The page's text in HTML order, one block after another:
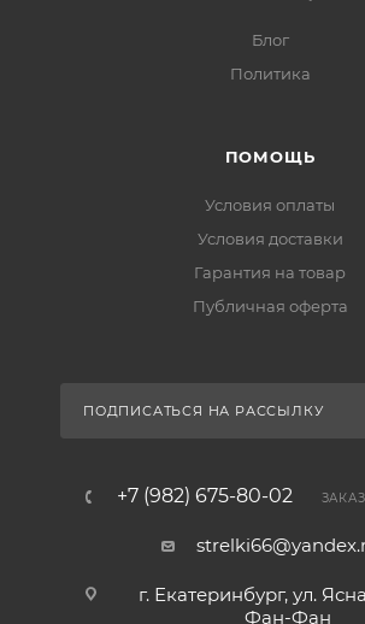
Блог
Политика
ПОМОЩЬ
Условия оплаты
Условия доставки
Гарантия на товар
Публичная оферта
ПОДПИСАТЬСЯ НА РАССЫЛКУ
+7 (982) 675-80-02
г. Екатеринбург, ул.
Фан-Фан